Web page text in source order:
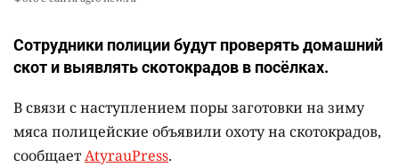
Сотрудники полиции будут проверять домашний
скот и выявлять скотокрадов в посёлках.
В связи с наступлением поры заготовки на зиму
мяса полицейские объявили охоту на скотокрадов,
сообщаетAtyrauPress.